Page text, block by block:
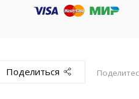
Поделиться